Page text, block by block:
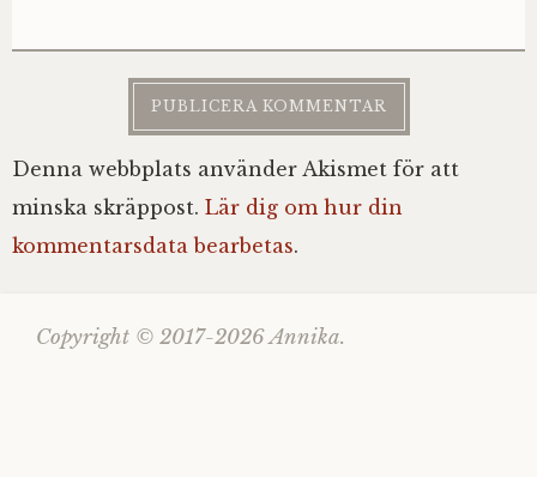
Denna webbplats använder Akismet för att
minska skräppost. Lär dig om hur din
kommentarsdata bearbetas.
Copyright © 2017-2026 Annika.